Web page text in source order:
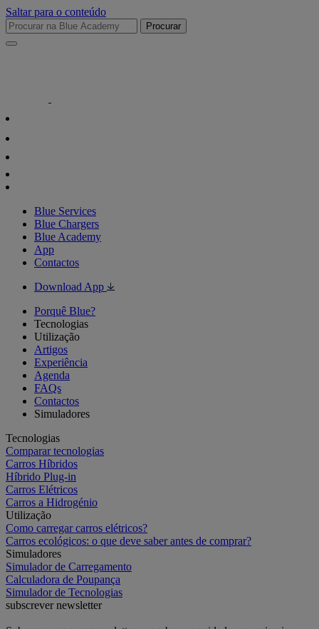
Saltar para o conteúdo
Procurar
Blue Services
Blue Chargers
Blue Academy
App
Contactos
Download App
Porquê Blue?
Tecnologias
Utilização
Artigos
Experiência
Agenda
FAQs
Contactos
Simuladores
Tecnologias
Comparar tecnologias
Carros Híbridos
Híbrido Plug-in
Carros Elétricos
Carros a Hidrogénio
Utilização
Como carregar carros elétricos?
Carros ecológicos: o que deve saber antes de comprar?
Simuladores
Simulador de Carregamento
Calculadora de Poupança
Simulador de Tecnologias
subscrever newsletter